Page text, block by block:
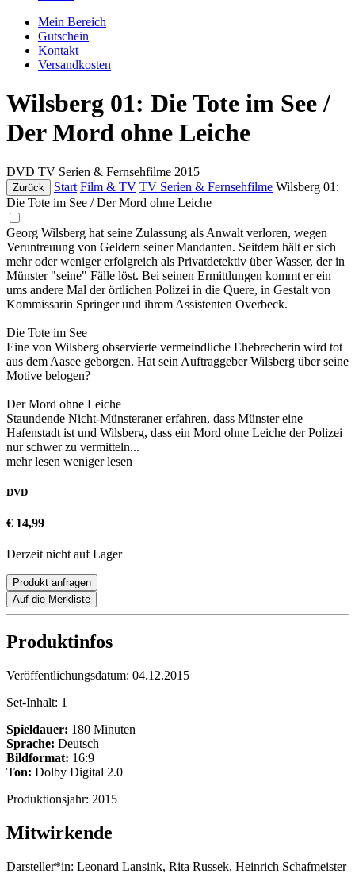
Mein Bereich
Gutschein
Kontakt
Versandkosten
Wilsberg 01: Die Tote im See /
Der Mord ohne Leiche
DVD TV Serien & Fernsehfilme 2015
Zurück Start Film & TV TV Serien & Fernsehfilme Wilsberg 01:
Die Tote im See / Der Mord ohne Leiche
Georg Wilsberg hat seine Zulassung als Anwalt verloren, wegen
Veruntreuung von Geldern seiner Mandanten. Seitdem hält er sich
mehr oder weniger erfolgreich als Privatdetektiv über Wasser, der in
Münster "seine" Fälle löst. Bei seinen Ermittlungen kommt er ein
ums andere Mal der örtlichen Polizei in die Quere, in Gestalt von
Kommissarin Springer und ihrem Assistenten Overbeck.
Die Tote im See
Eine von Wilsberg observierte vermeindliche Ehebrecherin wird tot
aus dem Aasee geborgen. Hat sein Auftraggeber Wilsberg über seine
Motive belogen?
Der Mord ohne Leiche
Staundende Nicht-Münsteraner erfahren, dass Münster eine
Hafenstadt ist und Wilsberg, dass ein Mord ohne Leiche der Polizei
nur schwer zu vermitteln...
mehr lesen weniger lesen
DVD
€ 14,99
Derzeit nicht auf Lager
Produkt anfragen
Auf die Merkliste
Produktinfos
Veröffentlichungsdatum: 04.12.2015
Set-Inhalt: 1
Spieldauer: 180 Minuten
Sprache: Deutsch
Bildformat: 16:9
Ton: Dolby Digital 2.0
Produktionsjahr: 2015
Mitwirkende
Darsteller*in: Leonard Lansink, Rita Russek, Heinrich Schafmeister